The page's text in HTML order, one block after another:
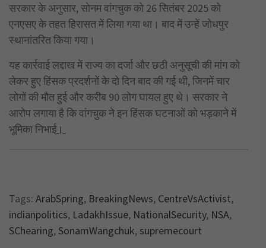
सरकार के अनुसार, सोनम वांगचुक को 26 सितंबर 2025 को
एनएसए के तहत हिरासत में लिया गया था। बाद में उन्हें जोधपुर
स्थानांतरित किया गया।
यह कार्रवाई लद्दाख में राज्य का दर्जा और छठी अनुसूची की मांग को
लेकर हुए हिंसक प्रदर्शनों के दो दिन बाद की गई थी, जिनमें चार
लोगों की मौत हुई और करीब 90 लोग घायल हुए थे। सरकार ने
आरोप लगाया है कि वांगचुक ने इन हिंसक घटनाओं को भड़काने में
भूमिका निभाई।
Tags: ArabSpring, BreakingNews, CentreVsActivist,
indianpolitics, LadakhIssue, NationalSecurity, NSA,
SChearing, SonamWangchuk, supremecourt